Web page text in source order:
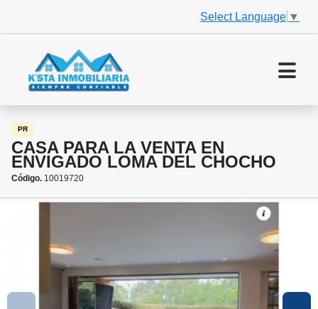
Select Language ▼
PR
CASA PARA LA VENTA EN
ENVIGADO LOMA DEL CHOCHO
Código. 10019720